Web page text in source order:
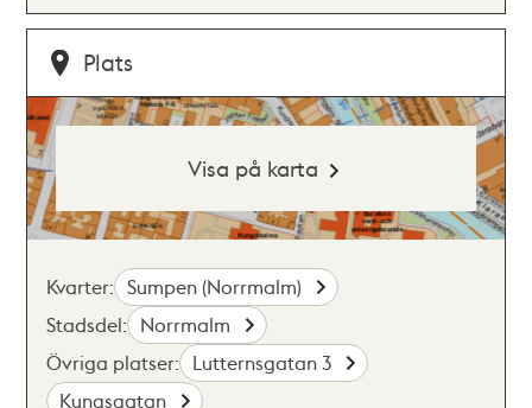
Plats
Visa på karta
Kvarter: Sumpen (Norrmalm)
Stadsdel: Norrmalm
Övriga platser: Lutternsgatan 3
Kungsgatan